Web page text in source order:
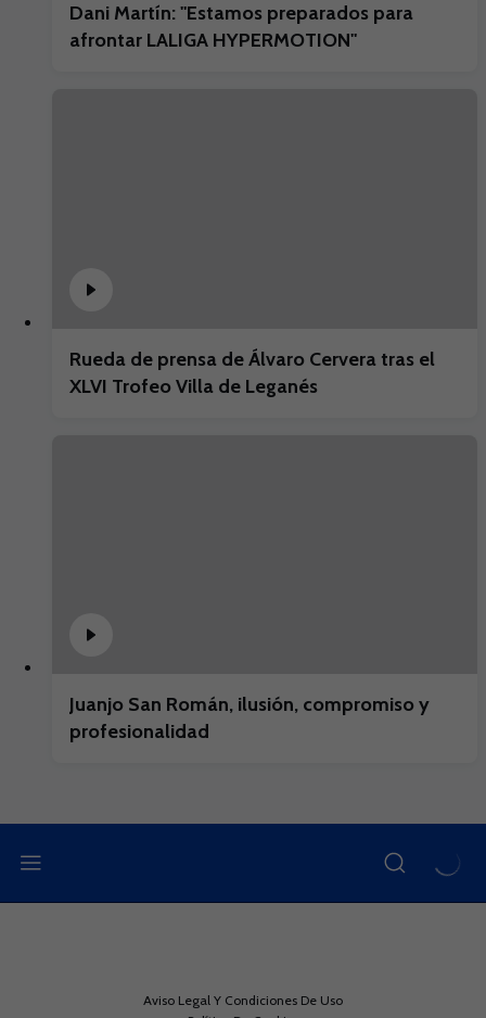
Dani Martín: "Estamos preparados para
afrontar LALIGA HYPERMOTION"
Rueda de prensa de Álvaro Cervera tras el
XLVI Trofeo Villa de Leganés
Juanjo San Román, ilusión, compromiso y
profesionalidad
Aviso Legal Y Condiciones De Uso